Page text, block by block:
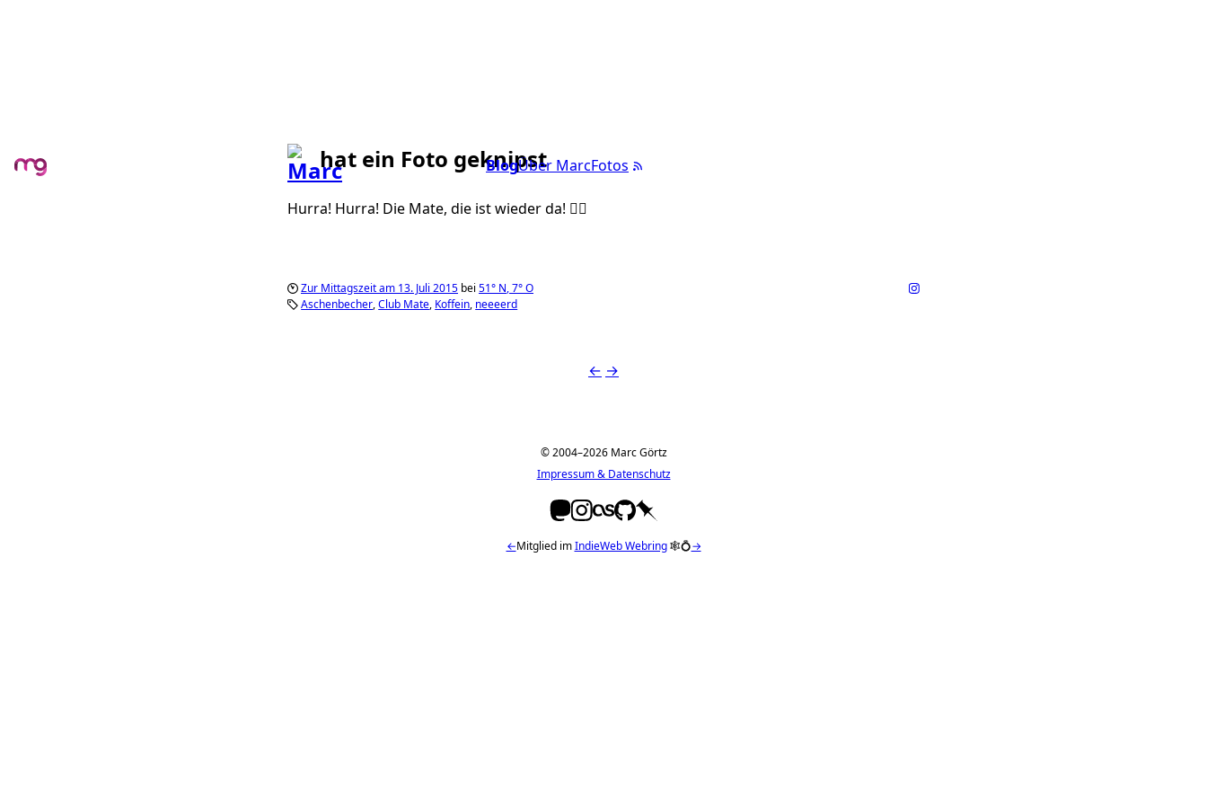
BlogÜber MarcFotos
hat ein Foto geknipst
Hurra! Hurra! Die Mate, die ist wieder da! ✌🏼️
Zur Mittagszeit am 13. Juli 2015 bei 51° N,7°O
Aschenbecher Club Mate Koffein neeeerd
← →
© 2004–2026 Marc Görtz
Impressum & Datenschutz
←Mitglied imIndieWeb Webring🕸💍→